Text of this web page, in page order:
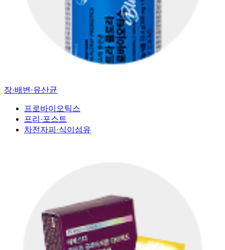
장·배변·유산균
프로바이오틱스
프리·포스트
차전자피·식이섬유